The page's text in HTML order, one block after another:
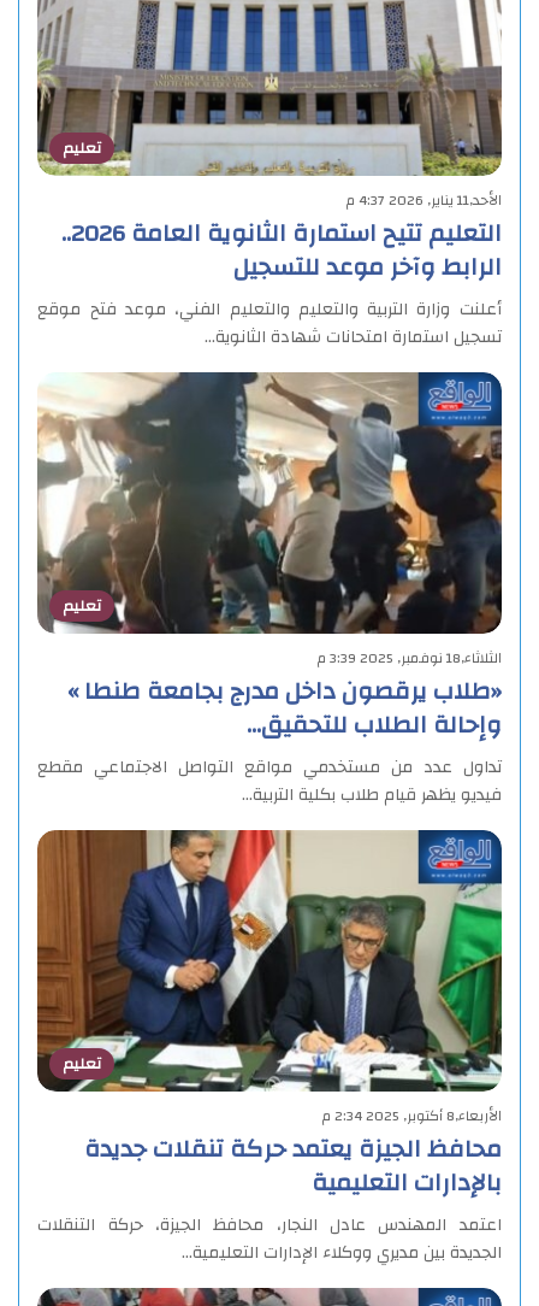
تعليم
الأحد,11 يناير, 2026 4:37 م
التعليم تتيح استمارة الثانوية العامة 2026..
الرابط وآخر موعد للتسجيل
أعلنت وزارة التربية والتعليم والتعليم الفني، موعد فتح موقع
تسجيل استمارة امتحانات شهادة الثانوية…
تعليم
الثلاثاء,18 نوفمبر, 2025 3:39 م
«طلاب يرقصون داخل مدرج بجامعة طنطا »
وإحالة الطلاب للتحقيق…
تداول عدد من مستخدمي مواقع التواصل الاجتماعي مقطع
فيديو يظهر قيام طلاب بكلية التربية…
تعليم
الأربعاء,8 أكتوبر, 2025 2:34 م
محافظ الجيزة يعتمد حركة تنقلات جديدة
بالإدارات التعليمية
اعتمد المهندس عادل النجار، محافظ الجيزة، حركة التنقلات
الجديدة بين مديري ووكلاء الإدارات التعليمية…